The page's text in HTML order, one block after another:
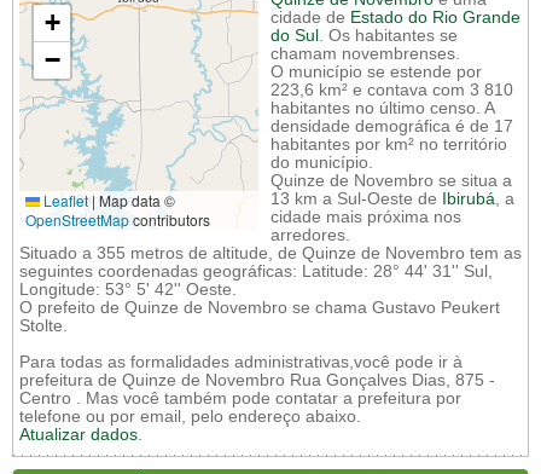
+
−
Leaflet |Map data ©
OpenStreetMapcontributors
cidade de Estado do Rio Grande
do Sul . Os habitantes se
chamam novembrenses.
O município se estende por
223,6 km² e contava com 3 810
habitantes no último censo. A
densidade demográfica é de 17
habitantes por km² no território
do município.
Quinze de Novembro se situa a
13 km a Sul-Oeste de
Ibirubá, a
cidade mais próxima nos
arredores.
Situado a 355 metros de altitude, de Quinze de Novembro tem as
seguintes coordenadas geográficas: Latitude: 28° 44' 31'' Sul,
Longitude: 53° 5' 42'' Oeste.
O prefeito de Quinze de Novembro se chama Gustavo Peukert
Stolte.
Para todas as formalidades administrativas,você pode ir à
prefeitura de Quinze de Novembro Rua Gonçalves Dias, 875 -
Centro . Mas você também pode contatar a prefeitura por
telefone ou por email, pelo endereço abaixo.
Atualizar dados.